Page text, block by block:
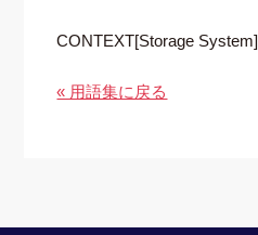
CONTEXT[Storage System]
« 用語集に戻る